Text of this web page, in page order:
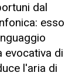
dal
esso
evocativa di
l'aria di